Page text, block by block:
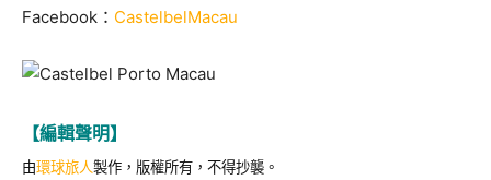
Facebook： CastelbelMacau
【編輯聲明】
由環球旅人製作，版權所有，不得抄襲。